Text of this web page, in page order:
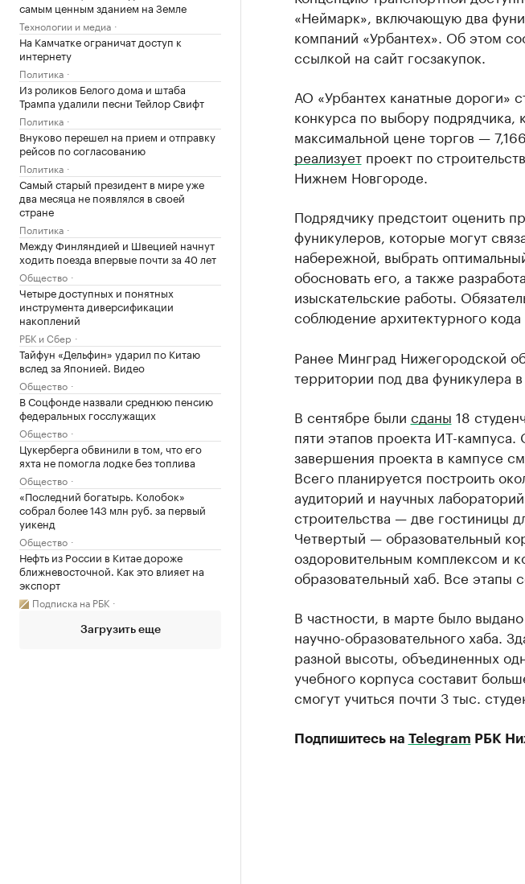
самым ценным зданием на Земле
Технологии и медиа
На Камчатке ограничат доступ к
интернету
Политика
Из роликов Белого дома и штаба
Трампа удалили песни Тейлор Свифт
Политика
Внуково перешел на прием и отправку
рейсов по согласованию
Политика
Самый старый президент в мире уже
два месяца не появлялся в своей
стране
Политика
Между Финляндией и Швецией начнут
ходить поезда впервые почти за 40 лет
Общество
Четыре доступных и понятных
инструмента диверсификации
накоплений
РБК и Сбер
Тайфун «Дельфин» ударил по Китаю
вслед за Японией. Видео
Общество
В Соцфонде назвали среднюю пенсию
федеральных госслужащих
Общество
Цукерберга обвинили в том, что его
яхта не помогла лодке без топлива
Общество
«Последний богатырь. Колобок»
собрал более 143 млн руб. за первый
уикенд
Общество
Нефть из России в Китае дороже
ближневосточной. Как это влияет на
экспорт
Подписка на РБК
Загрузить еще
«Неймарк», включающую два
компаний «Урбантех». Об этом
ссылкой на сайт госзакупок.
АО «Урбантех канатные дороги»
конкурса по выбору подрядчика,
максимальной цене торгов —
реализуетпроект по
Нижнем Новгороде.
Подрядчику предстоит оценить
фуникулеров, которые могут
набережной, выбрать
обосновать его, а также
изыскательские работы.
соблюдение архитектурного
Ранее Минград Нижегородской
территории под два фуникулера
В сентябре были сданы 18
пяти этапов проекта ИТ-
завершения проекта в кампусе
Всего планируется построить
аудиторий и научных
строительства — две гостиницы
Четвертый — образовательный
оздоровительным комплексом и
образовательный хаб. Все этапы
В частности, в марте было выдано
научно-образовательного хаба.
разной высоты, объединенных
учебного корпуса составит
смогут учиться почти 3 тыс.
Подпишитесь на Telegram РБК